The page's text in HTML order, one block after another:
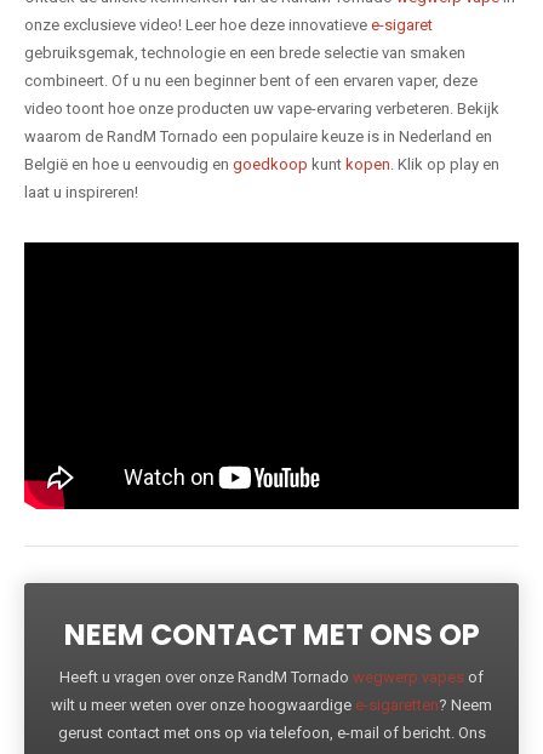
onze exclusieve video! Leer hoe deze innovatieve e-sigaret
gebruiksgemak, technologie en een brede selectie van smaken
combineert. Of u nu een beginner bent of een ervaren vaper, deze
video toont hoe onze producten uw vape-ervaring verbeteren. Bekijk
waarom de RandM Tornado een populaire keuze is in Nederland en
België en hoe u eenvoudig en goedkoop kunt kopen. Klik op play en
laat u inspireren!
NEEM CONTACT MET ONS OP
Heeft u vragen over onze RandM Tornado wegwerp vapes of
wilt u meer weten over onze hoogwaardige e-sigaretten? Neem
gerust contact met ons op via telefoon, e-mail of bericht. Ons